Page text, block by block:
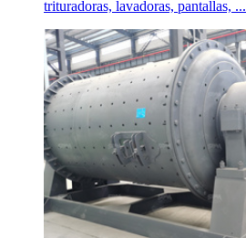
trituradoras, lavadoras, pantallas, ...